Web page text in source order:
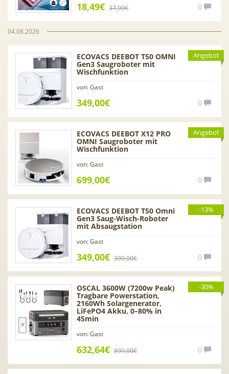
18,49€ 37,99€ 0
04.08.2026
Angebot
ECOVACS DEEBOT T50 OMNI
Gen3 Saugroboter mit
Wischfunktion
von: Gast
349,00€ 0
Angebot
ECOVACS DEEBOT X12 PRO
OMNI Saugroboter mit
Wischfunktion
von: Gast
699,00€ 0
-13%
ECOVACS DEEBOT T50 Omni
Gen3 Saug-Wisch-Roboter
mit Absaugstation
von: Gast
349,00€ 399,00€ 0
-30%
OSCAL 3600W (7200w Peak)
Tragbare Powerstation,
2160Wh Solargenerator,
LiFePO4 Akku, 0–80% in
45min
von: Gast
632,64€ 899,00€ 0